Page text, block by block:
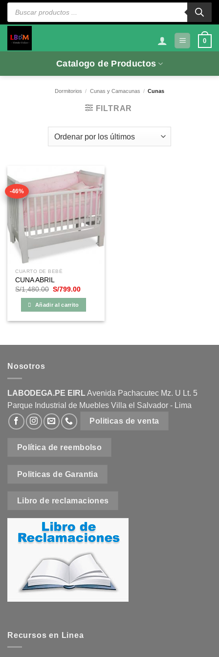
Saltar
Búsqueda
productos
0
Catalogo de Productos
Dormitorios / Cunas y Camacunas / Cunas
FILTRAR
-46%
CUARTO DE BEBÉ
CUNA ABRIL
S/1,480.00 El
original
era:
S/799.00El
Añadir al carrito
Nosotros
LABODEGA.PE EIRLAvenida Pachacutec Mz. U Lt. 5
Parque Industrial de Muebles Villa el Salvador - Lima
Politicas de venta
Política de reembolso
Politicas de Garantia
Libro de reclamaciones
Recursos en Linea